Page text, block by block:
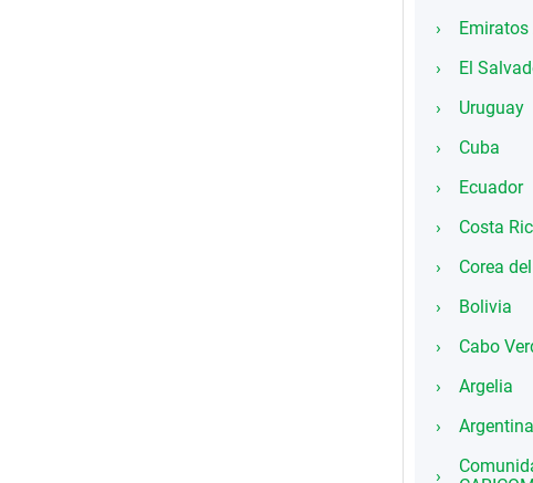
Emiratos
El
Uruguay
Cuba
Ecuador
Costa
Corea
Bolivia
Cabo
Argelia
Argentina